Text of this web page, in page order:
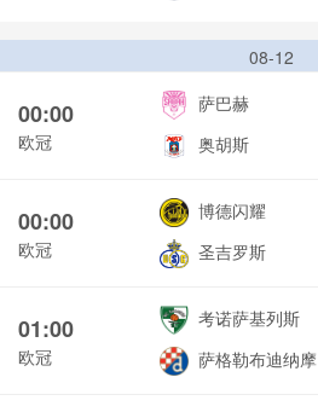
08-12
00:00
欧冠
萨巴赫
奥胡斯
00:00
欧冠
博德闪耀
圣吉罗斯
01:00
欧冠
考诺萨基列斯
萨格勒布迪纳摩